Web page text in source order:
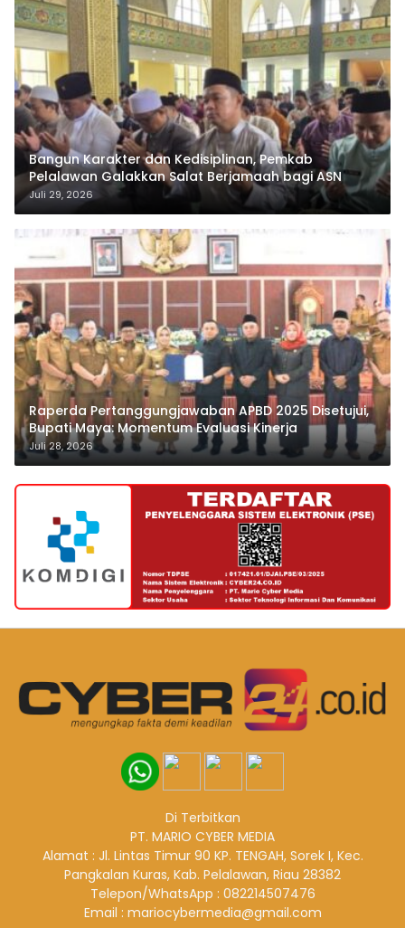
Bangun Karakter dan Kedisiplinan, Pemkab
Pelalawan Galakkan Salat Berjamaah bagi ASN
Juli 29, 2026
Raperda Pertanggungjawaban APBD 2025 Disetujui,
Bupati Maya: Momentum Evaluasi Kinerja
Juli 28, 2026
Di Terbitkan
PT. MARIO CYBER MEDIA
Alamat : Jl. Lintas Timur 90 KP. TENGAH, Sorek I, Kec.
Pangkalan Kuras, Kab. Pelalawan, Riau 28382
Telepon/WhatsApp : 082214507476
Email : mariocybermedia@gmail.com